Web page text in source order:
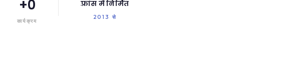
+0
कार्यक्रम
फ़्रांस में निर्मित
2013 से